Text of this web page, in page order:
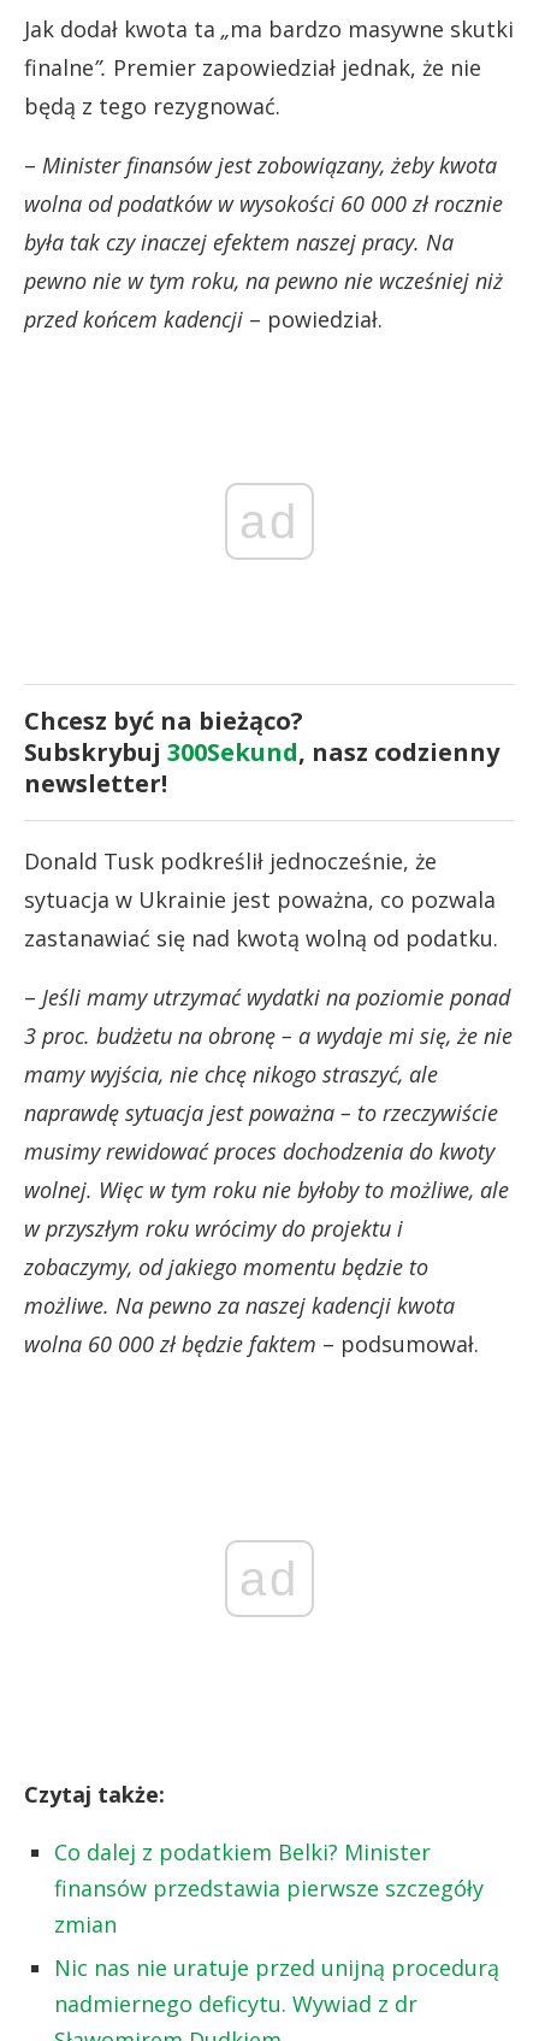
Jak dodał kwota ta „ma bardzo masywne skutki
finalne”. Premier zapowiedział jednak, że nie
będą z tego rezygnować.
– Minister finansów jest zobowiązany, żeby kwota
wolna od podatków w wysokości 60 000 zł rocznie
była tak czy inaczej efektem naszej pracy. Na
pewno nie w tym roku, na pewno nie wcześniej niż
przed końcem kadencji – powiedział.
ad
Chcesz być na bieżąco?
Subskrybuj 300Sekund, nasz codzienny
newsletter!
Donald Tusk podkreślił jednocześnie, że
sytuacja w Ukrainie jest poważna, co pozwala
zastanawiać się nad kwotą wolną od podatku.
– Jeśli mamy utrzymać wydatki na poziomie ponad
3 proc. budżetu na obronę – a wydaje mi się, że nie
mamy wyjścia, nie chcę nikogo straszyć, ale
naprawdę sytuacja jest poważna – to rzeczywiście
musimy rewidować proces dochodzenia do kwoty
wolnej. Więc w tym roku nie byłoby to możliwe, ale
w przyszłym roku wrócimy do projektu i
zobaczymy, od jakiego momentu będzie to
możliwe. Na pewno za naszej kadencji kwota
wolna 60 000 zł będzie faktem – podsumował.
ad
Czytaj także:
Co dalej z podatkiem Belki? Minister
finansów przedstawia pierwsze szczegóły
zmian
Nic nas nie uratuje przed unijną procedurą
nadmiernego deficytu. Wywiad z dr